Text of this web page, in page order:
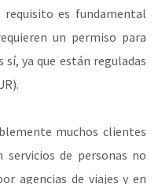
es fundamental
un permiso para
sí, ya que están reguladas
muchos clientes
de personas no
agencias de viajes y en